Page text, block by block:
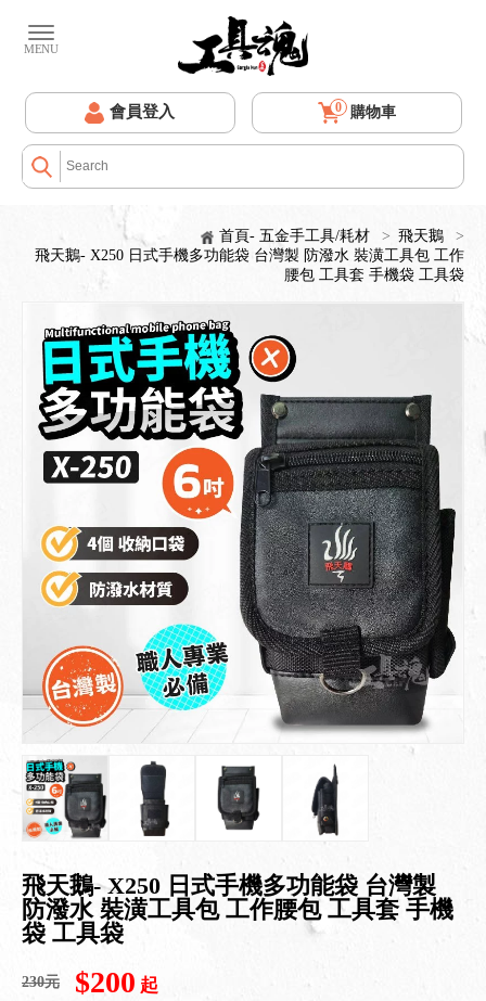
會員登入 0 購物車
首頁- 五金手工具/耗材 > 飛天鵝
>
飛天鵝- X250 日式手機多功能袋 台灣製 防潑水 裝潢工具包 工作
腰包 工具套 手機袋 工具袋
飛天鵝- X250 日式手機多功能袋 台灣製
防潑水 裝潢工具包 工作腰包 工具套 手機
袋 工具袋
230元 $200 起